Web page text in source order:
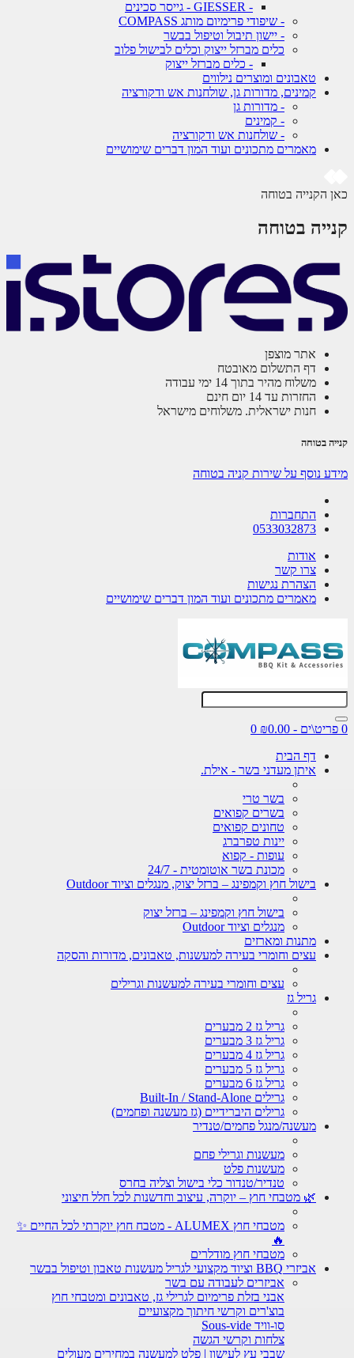
- שיפודי פרימיום מותג COMPASS
- יישון תיבול וטיפול בבשר
כלים מברזל ייצוק וכלים לבישול פלוב
- כלים מברזל ייצוק
טאבונים ומוצרים נילווים
קמינים, מדורות גן, שולחנות אש ודקורציה
- מדורות גן
- קמינים
- שולחנות אש ודקורציה
מאמרים מתכונים ועוד המון דברים שימושיים
הקנייה בטוחה
בטוחה
אתר מוצפן
דף התשלום מאובטח
משלוח מהיר בתוך 14 ימי עבודה
החזרות עד 14 יום חינם
חנות ישראלית. משלוחים מישראל
בטוחה
נוסף על שירות קניה בטוחה
התחברות
0533032873
אודות
צרו קשר
הצהרת נגישות
מאמרים מתכונים ועוד המון דברים שימושיים
0
דף הבית
איתן מעדני בשר - אילת.
בשר טרי
בשרים קפואים
טחונים קפואים
יינות טפרברג
עופות - קפוא
מכונת בשר אוטומטית - 24/7
בישול חוץ וקמפינג – ברזל יצוק, מנגלים וציוד Outdoor
בישול חוץ וקמפינג – ברזל יצוק
מנגלים וציוד Outdoor
מתנות ומארזים
עצים וחומרי בעירה למעשנות, טאבונים, מדורות והסקה
עצים וחומרי בעירה למעשנות וגרילים
גריל גז
גריל גז 2 מבערים
גריל גז 3 מבערים
גריל גז 4 מבערים
גריל גז 5 מבערים
גריל גז 6 מבערים
גרילים Built-In / Stand-Alone
גרילים היברידיים (גז מעשנה ופחמים)
מעשנה/מנגל פחמים/טנדיר
מעשנות וגרילי פחם
מעשנות פלט
טנדיר/טנדור כלי בישול וצליה בחרס
🌿 מטבחי חוץ – יוקרה, עיצוב וחדשנות לכל חלל חיצוני
מטבחי חוץ ALUMEX - מטבח חוץ יוקרתי לכל החיים ✨
מטבחי חוץ מודלרים
אביזרי BBQ וציוד מקצועי לגריל מעשנות טאבון וטיפול בבשר
אביזרים לעבודה עם בשר
אבני בזלת פרימיום לגרילי גז, טאבונים ומטבחי חוץ
בוצ'רים וקרשי חיתוך מקצועיים
סו-וויד Sous-vide
צלחות וקרשי הגשה
שבבי עץ לעישון | פלט למעשנה במחירים מעולים